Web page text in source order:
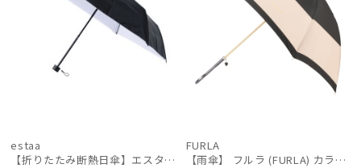
estaa
【折りたたみ断熱日傘】エスタ (estaa) ハニカム断熱パラソル 55㎝ 折りたたみ傘 晴雨兼用 遮光100 UV100
FURLA
【雨傘】 フルラ (FURLA) カラーボーダー ロゴプリント 長傘 【公式ムーンバット】 レディース 手元チャーム 耐風傘 ジャンプ式 日本製 ギフト 軽量 グラスファイバー